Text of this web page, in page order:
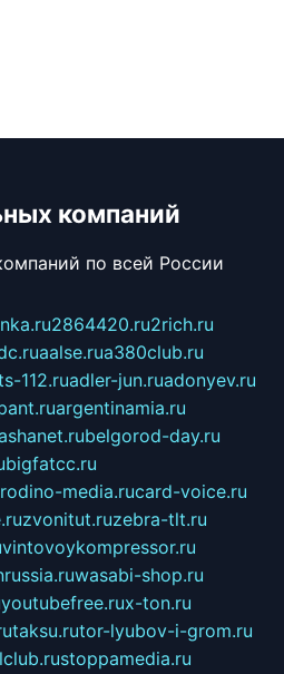
компаний
по всей России
2864420.ru2rich.ru
aalse.rua380club.ru
112.ruadler-jun.ruadonyev.ru
argentinamia.ru
belgorod-day.ru
bigfatcc.ru
media.rucard-voice.ru
zvonitut.ruzebra-tlt.ru
vintovoykompressor.ru
wasabi-shop.ru
youtubefree.rux-ton.ru
taksu.rutor-lyubov-i-grom.ru
stoppamedia.ru